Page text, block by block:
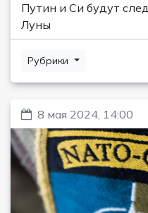
Путин и Си будут
Луны
Рубрики
8 мая 2024, 14:00